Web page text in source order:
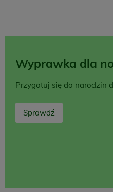
Wyprawka dla
Przygotuj się do narodzin
Sprawdź